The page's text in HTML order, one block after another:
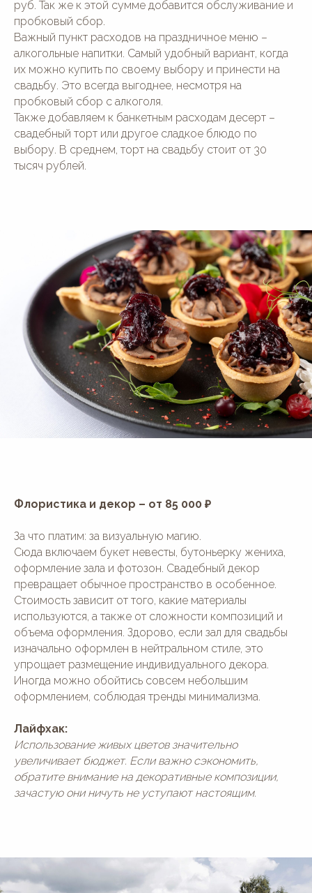
руб. Так же к этой сумме добавится обслуживание и
пробковый сбор.
Важный пункт расходов на праздничное меню –
алкогольные напитки. Самый удобный вариант, когда
их можно купить по своему выбору и принести на
свадьбу. Это всегда выгоднее, несмотря на
пробковый сбор с алкоголя.
Также добавляем к банкетным расходам десерт –
свадебный торт или другое сладкое блюдо по
выбору. В среднем, торт на свадьбу стоит от 30
тысяч рублей.
Флористика и декор – от 85 000 ₽
За что платим: за визуальную магию.
Сюда включаем букет невесты, бутоньерку жениха,
оформление зала и фотозон. Свадебный декор
превращает обычное пространство в особенное.
Стоимость зависит от того, какие материалы
используются, а также от сложности композиций и
объема оформления. Здорово, если зал для свадьбы
изначально оформлен в нейтральном стиле, это
упрощает размещение индивидуального декора.
Иногда можно обойтись совсем небольшим
оформлением, соблюдая тренды минимализма.
Лайфхак:
Использование живых цветов значительно
увеличивает бюджет. Если важно сэкономить,
обратите внимание на декоративные композиции,
зачастую они ничуть не уступают настоящим.